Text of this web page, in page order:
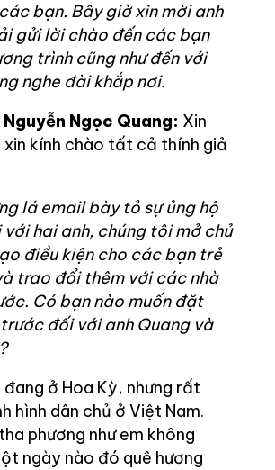
bạn. Bây giờ xin mời anh
gửi lời chào đến các bạn
trình cũng như đến với
nghe đài khắp nơi.
Ngọc Quang: Xin
kính chào tất cả thính giả
lá email bày tỏ sự ủng hộ
hai anh, chúng tôi mở chủ
điều kiện cho các bạn trẻ
trao đổi thêm với các nhà
Có bạn nào muốn đặt
đối với anh Quang và
đang ở Hoa Kỳ, nhưng rất
hình dân chủ ở Việt Nam.
phương như em không
ngày nào đó quê hương